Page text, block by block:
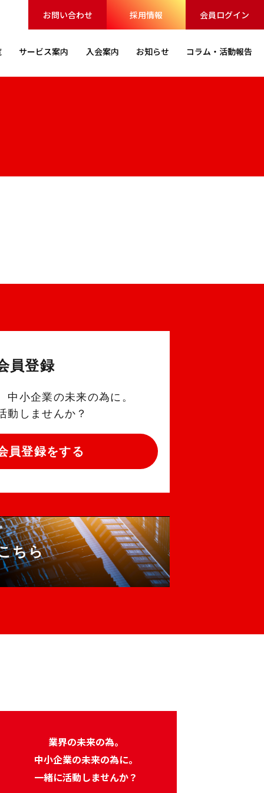
お問い合わせ 採用情報 会員ログイン
サービス案内 入会案内 お知らせ コラム・ 活動報告
員登録
中小企業の未来の為に。
動しませんか？
員登録をする
ちら
業界の未来の為。
中小企業の未来の為に。
一緒に活動しませんか？